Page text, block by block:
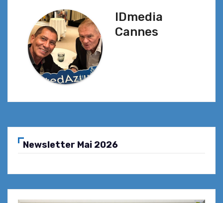
IDmedia
Cannes
Newsletter Mai 2026